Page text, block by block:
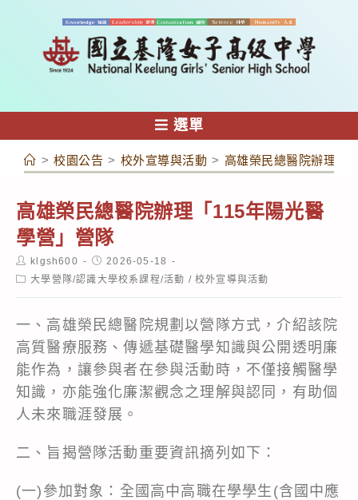
容
選單
> 校園公告 > 校外宣導與活動 > 高雄榮民總醫院辦理「
高雄榮民總醫院辦理「115年陽光醫
學營」營隊
Post
author:
klgsh600
Post
published:
2026-05-18
Post大學營隊/認識大學校系課程/活動 / 校外宣導與活動
一、高雄榮民總醫院規劃以營隊方式，介紹該院
高質醫療服務、傳遞基礎醫學知識與公開透明廉
能作為，讓參與者在參與活動時，不僅接觸醫學
知識，亦能強化廉潔觀念之理解與認同，有助個
人未來職涯發展。
二、旨揭營隊活動重要資訊摘列如下：
(一)參加對象：全國高中高職在學學生(含國中應